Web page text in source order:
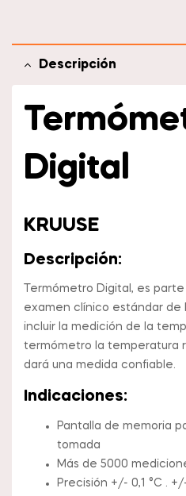
Descripción
Digital
KRUUSE
Descripción:
Termómetro Digital, es
examen clínico estándar de
incluir la medición de la
termómetro la temperatura
dará una medida confiable.
Indicaciones:
Pantalla de memoria
tomada
Más de 5000
Precisión +/- 0,1 °C .